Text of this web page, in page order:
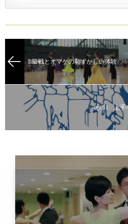
B級戦とオマケの恥ずかしい体験
ep.51 上手